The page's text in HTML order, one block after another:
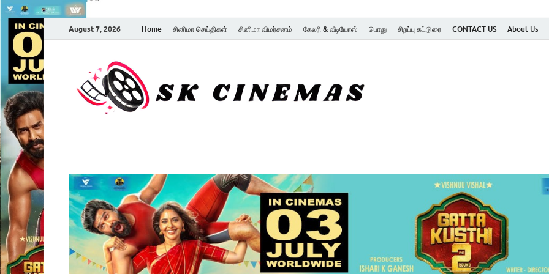
August 7, 2026 Home சினிமா செய்திகள் சினிமா விமர்சனம் கேலரி & வீடியோஸ் பொது சிறப்பு கட்டுரை CONTACT US About Us